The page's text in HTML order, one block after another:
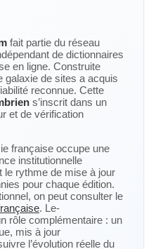
fait partie du réseau
de dictionnaires
en ligne. Construite
galaxie de sites a acquis
reconnue. Cette
s’inscrit dans un
et de vérification
française occupe une
institutionnelle
le rythme de mise à jour
pour chaque édition.
on peut consulter le
. Le-
rôle complémentaire : un
mis à jour
l’évolution réelle du